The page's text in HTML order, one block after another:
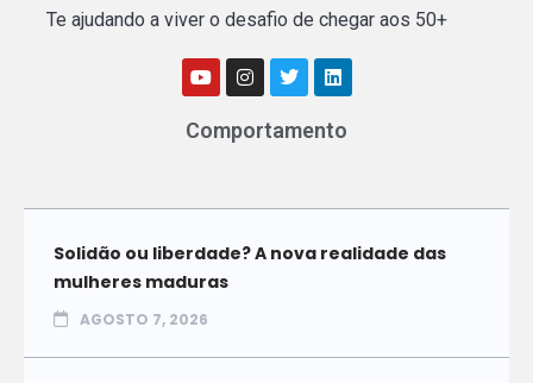
Te ajudando a viver o desafio de chegar aos 50+
Comportamento
Solidão ou liberdade? A nova realidade das
mulheres maduras
AGOSTO 7, 2026